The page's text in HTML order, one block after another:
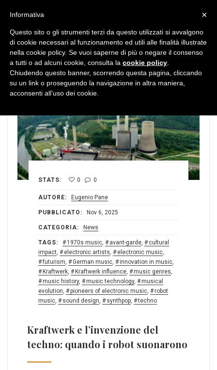
STATS: 0 0
AUTORE: Eugenio Pane
PUBBLICATO: Nov 6, 2025
CATEGORIA: News
TAGS: 1970s music avant-garde
cultural
impact
electronic artists electronic music
futurism
German music innovation in music
Kraftwerk
Kraftwerk influence music genres
music history, music technology,
musical
evolution
pioneers of electronic music
robot
music
sound design synthpop techno
Kraftwerk e l’invenzione del
techno: quando i robot suonarono
×
Informativa
Questo sito o gli strumenti terzi da questo utilizzati si avvalgono
di cookie necessari al funzionamento ed utili alle finalità illustrate
nella cookie policy. Se vuoi saperne di più o negare il consenso
a tutti o ad alcuni cookie, consulta la cookie policy
Chiudendo questo banner, scorrendo questa pagina, cliccando
su un link o proseguendo la navigazione in altra maniera,
acconsenti all’uso dei cookie.